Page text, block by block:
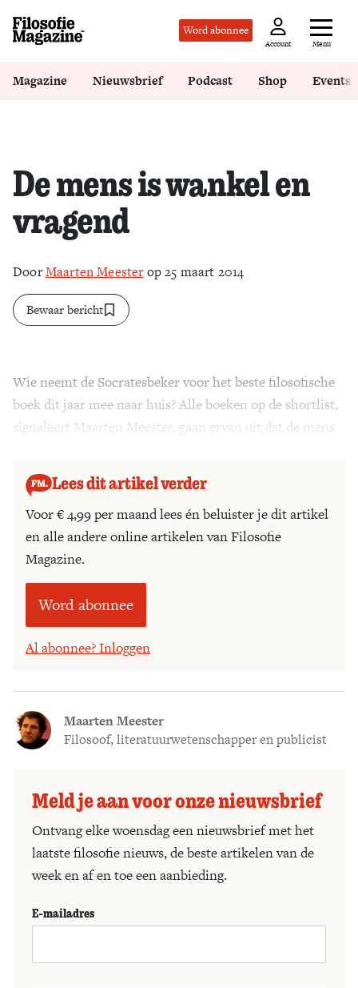
Word abonnee
Account Menu
Zoek
Magazine Nieuwsbrief Podcast Shop Events
De mens is wankel en
vragend
DoorMaarten Meester op 25 maart 2014
Bewaar bericht
Wie neemt de Socratesbeker voor het beste filosofische
boek dit jaar mee naar huis? Alle boeken op de shortlist,
signaleert Maarten Meester, gaan ervan uit dat de mens
Lees dit artikel verder
Voor € 4,99 per maand lees én beluister je dit artikel
en alle andere online artikelen van Filosofie
Magazine.
Word abonnee
Al abonnee? Inloggen
Maarten Meester
Filosoof, literatuurwetenschapper en publicist
Meld je aan voor onze nieuwsbrief
Ontvang elke woensdag een nieuwsbrief met het
laatste filosofie nieuws, de beste artikelen van de
week en af en toe een aanbieding.
E-mailadres